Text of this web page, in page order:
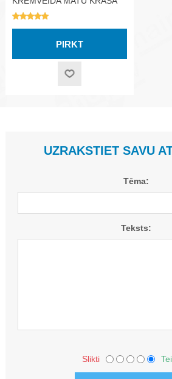
1000ML
UZRAKSTIET SAVU
Tēma:
Teksts:
Slikti